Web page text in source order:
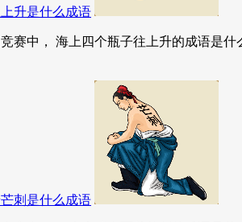
升是什么成语
赛中， 海上四个瓶子往上升的成语是
刺是什么成语